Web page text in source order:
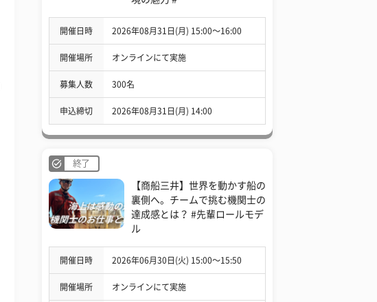
開催日時 2026年08月31日(月) 15:00〜16:00
開催場所 オンラインにて実施
募集人数 300名
申込締切 2026年08月31日(月) 14:00
終了
【商船三井】世界を動かす船の
裏側へ。チームで挑む機関士の
達成感とは？ #先輩ロールモデ
ル
開催日時 2026年06月30日(火) 15:00〜15:50
開催場所 オンラインにて実施